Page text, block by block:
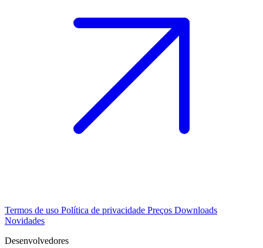
Termos de uso Política de privacidade Preços Downloads
Novidades
Desenvolvedores